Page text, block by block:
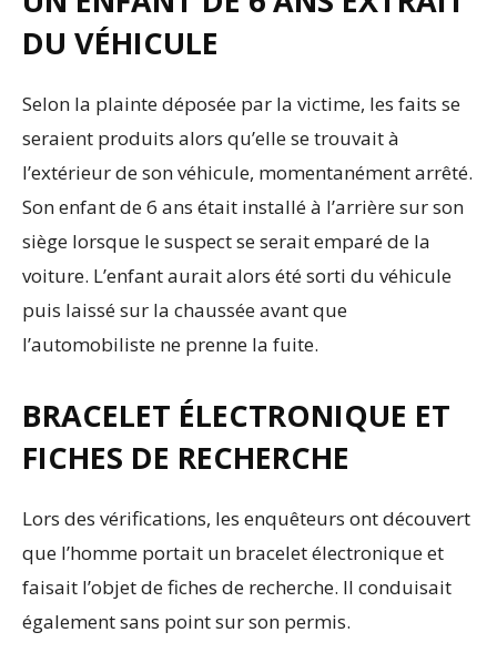
DU VÉHICULE
Selon la plainte déposée par la victime, les faits se
seraient produits alors qu’elle se trouvait à
l’extérieur de son véhicule, momentanément arrêté.
Son enfant de 6 ans était installé à l’arrière sur son
siège lorsque le suspect se serait emparé de la
voiture. L’enfant aurait alors été sorti du véhicule
puis laissé sur la chaussée avant que
l’automobiliste ne prenne la fuite.
BRACELET ÉLECTRONIQUE ET
FICHES DE RECHERCHE
Lors des vérifications, les enquêteurs ont découvert
que l’homme portait un bracelet électronique et
faisait l’objet de fiches de recherche. Il conduisait
également sans point sur son permis.